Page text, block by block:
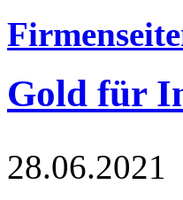
Gold für
28.06.2021